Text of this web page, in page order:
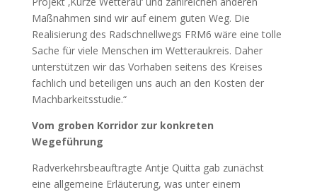
Maßnahmen sind wir auf einem guten Weg. Die
Realisierung des Radschnellwegs FRM6 wäre eine tolle
Sache für viele Menschen im Wetteraukreis. Daher
unterstützen wir das Vorhaben seitens des Kreises
fachlich und beteiligen uns auch an den Kosten der
Machbarkeitsstudie.“
Vom groben Korridor zur konkreten
Wegeführung
Radverkehrsbeauftragte Antje Quitta gab zunächst
eine allgemeine Erläuterung, was unter einem